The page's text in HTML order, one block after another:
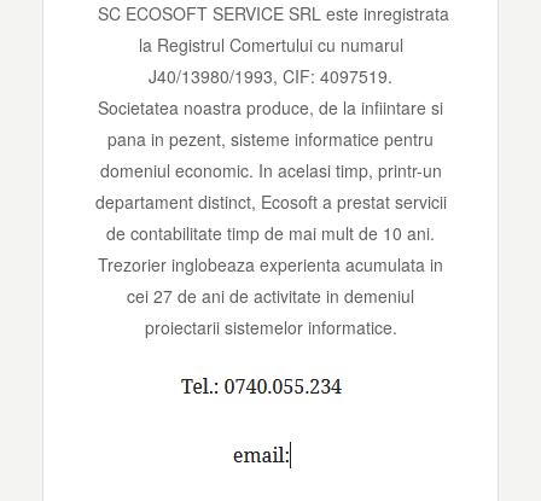
SC ECOSOFT SERVICE SRL este inregistrata
la Registrul Comertului cu numarul
J40/13980/1993, CIF: 4097519.
Societatea noastra produce, de la infiintare si
pana in pezent, sisteme informatice pentru
domeniul economic. In acelasi timp, printr-un
departament distinct, Ecosoft a prestat servicii
de contabilitate timp de mai mult de 10 ani.
Trezorier inglobeaza experienta acumulata in
cei 27 de ani de activitate in demeniul
proiectarii sistemelor informatice.